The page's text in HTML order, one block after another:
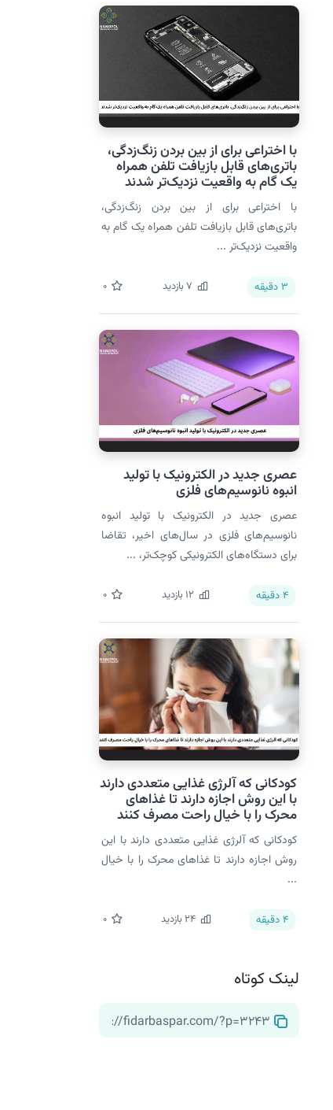
با اختراعی برای از بین بردن زنگ‌زدگی،
باتری‌های قابل بازیافت تلفن همراه
یک گام به واقعیت نزدیک‌تر شدند
با اختراعی برای از بین بردن زنگ‌زدگی،
باتری‌های قابل بازیافت تلفن همراه یک گام به
واقعیت نزدیک‌تر ...
3 دقیقه 7بازدید 0
عصری جدید در الکترونیک با تولید
انبوه نانوسیم‌های فلزی
عصری جدید در الکترونیک با تولید انبوه
نانوسیم‌های فلزی در سال‌های اخیر، تقاضا
برای دستگاه‌های الکترونیکی کوچک‌تر، ...
4 دقیقه 12 بازدید 0
کودکانی که آلرژی غذایی متعددی دارند
با این روش اجازه دارند تا غذاهای
محرک را با خیال راحت مصرف کنند
کودکانی که آلرژی غذایی متعددی دارند با این
روش اجازه دارند تا غذاهای محرک را با خیال
...
4 دقیقه 24 بازدید 0
لینک کوتاه